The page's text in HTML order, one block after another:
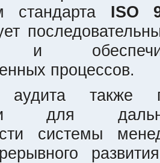
стандарта ISO
и
процессов.
аудита также
для
системы